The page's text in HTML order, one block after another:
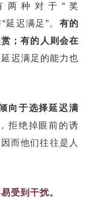
种对于“奖
迟满足”。 有的
；有的人则会在
延迟满足的能力也
向于选择延迟满
拒绝掉眼前的诱
而他们往往是人
受到干扰。